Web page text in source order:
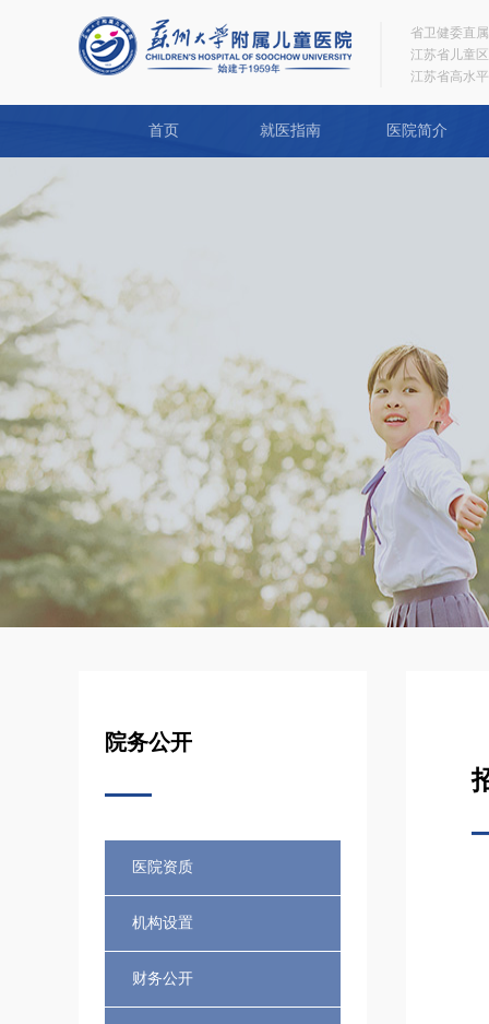
省卫健委直
江苏省儿童
江苏省高水
首页 就医指南 医院简介
院务公开
医院资质
机构设置
财务公开